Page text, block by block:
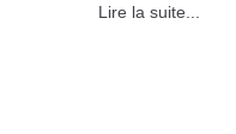
Lire la suite...